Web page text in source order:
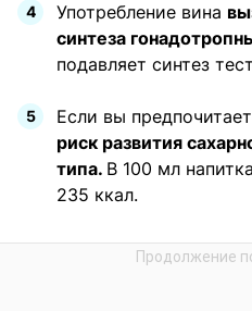
Употребление вина
синтеза
подавляет синтез
Если вы
риск развития
типа. В 100 мл
235 ккал.